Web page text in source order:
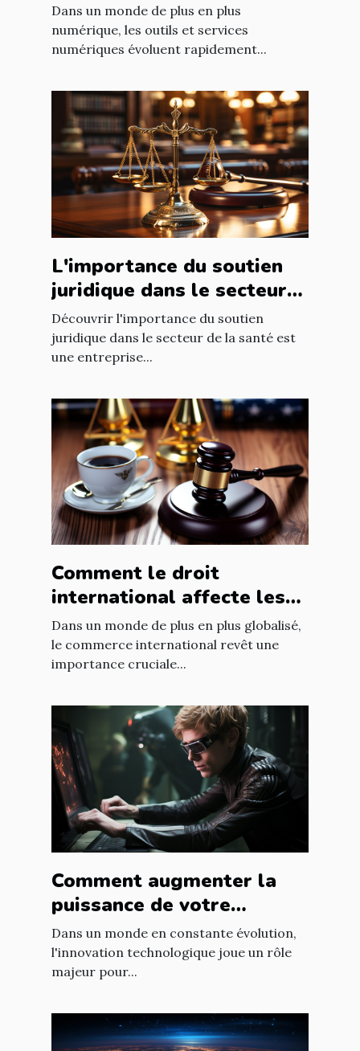
et services numériques
Dans un monde de plus en plus
numérique, les outils et services
numériques évoluent rapidement...
L'importance du soutien
juridique dans le secteur
de la santé
Découvrir l'importance du soutien
juridique dans le secteur de la santé est
une entreprise...
Comment le droit
international affecte les
accords commerciaux
Dans un monde de plus en plus globalisé,
le commerce international revêt une
importance cruciale...
Comment augmenter la
puissance de votre
entreprise grâce aux
nouvelles technologies
Dans un monde en constante évolution,
l'innovation technologique joue un rôle
majeur pour...